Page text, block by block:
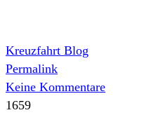
Kreuzfahrt Blog
Permalink
Keine Kommentare
1659